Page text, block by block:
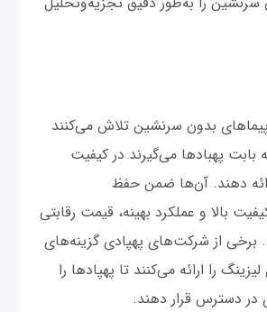
بدون سرنشین تلاش می‌کنند
بابت پهبادها می‌گیرند در کیفیت
دهند. آن‌ها ضمن حفظ
بالا و عملکرد بهینه، قیمت رقابتی
برخی از شرکت‌های پهپادی گزینه‌های
را ارائه می‌کنند تا پهپادها را
در دسترس قرار دهند.